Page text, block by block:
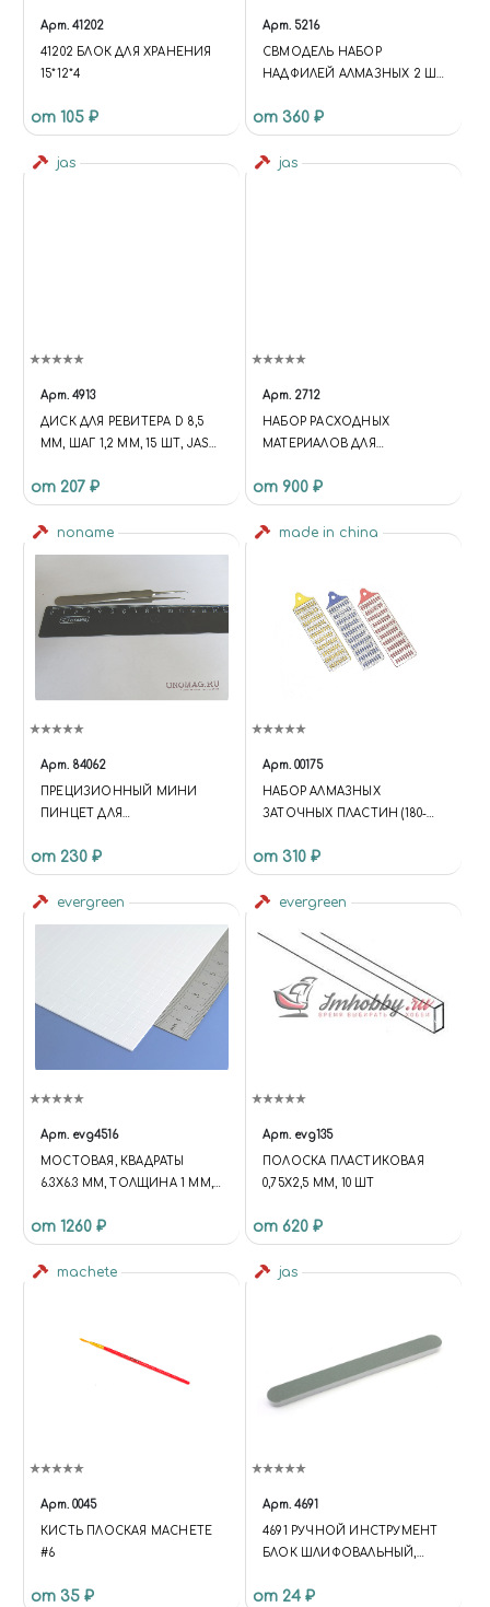
Арт. 41202
41202 БЛОК ДЛЯ ХРАНЕНИЯ
15*12*4
от 105 ₽
Арт. 5216
СВМОДЕЛЬ НАБОР
НАДФИЛЕЙ АЛМАЗНЫХ 2 ШТ
от 360 ₽
jas
Арт. 4913
ДИСК ДЛЯ РЕВИТЕРА D 8,5
ММ, ШАГ 1,2 ММ, 15 ШТ, JAS
от 207 ₽
jas
Арт. 2712
НАБОР РАСХОДНЫХ
МАТЕРИАЛОВ ДЛЯ
ПРЕДМЕТОВ, JAS 2712
от 900 ₽
noname
Арт. 84062
ПРЕЦИЗИОННЫЙ МИНИ
ПИНЦЕТ ДЛЯ
НЕРЖАВЕЮЩЕЙ СТАЛИ,
КОСОЙ
от 230 ₽
made in china
Арт. 00175
НАБОР АЛМАЗНЫХ
ЗАТОЧНЫХ ПЛАСТИН (180-
от 310 ₽
evergreen
Арт. evg4516
МОСТОВАЯ, КВАДРАТЫ
6.3Х6.3 ММ, ТОЛЩИНА 1 ММ,
от 1260 ₽
evergreen
Арт. evg135
ПОЛОСКА ПЛАСТИКОВАЯ
0,75Х2,5 ММ, 10 ШТ
от 620 ₽
machete
Арт. 0045
КИСТЬ ПЛОСКАЯ MACHETE
#6
от 35 ₽
jas
Арт. 4691
4691 РУЧНОЙ ИНСТРУМЕНТ
БЛОК ШЛИФОВАЛЬНЫЙ,
от 24 ₽